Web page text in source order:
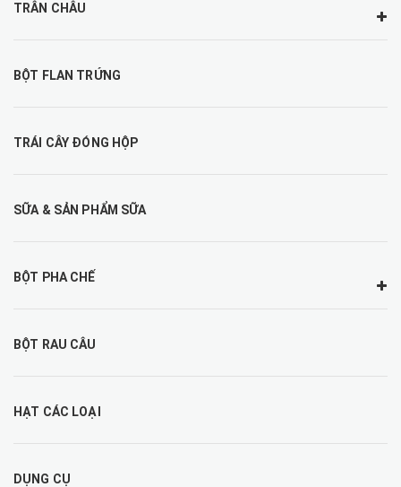
TRÂN CHÂU
BỘT FLAN TRỨNG
TRÁI CÂY ĐÓNG HỘP
SỮA & SẢN PHẨM SỮA
BỘT PHA CHẾ
BỘT RAU CÂU
HẠT CÁC LOẠI
DỤNG CỤ